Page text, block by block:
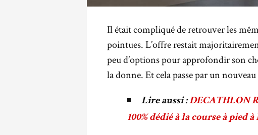
Il était compliqué de retrouver les
pointues. L’offre restait
peu d’options pour approfondir son
la donne. Et cela passe par un
Lire aussi :DECATHLON
100% dédié à la course à pied